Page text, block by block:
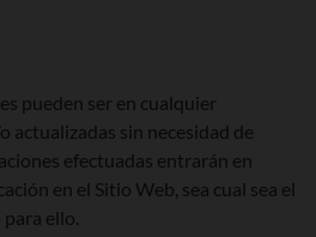
pueden ser en cualquier
actualizadas sin necesidad de
efectuadas entrarán en
en el Sitio Web, sea cual sea el
ello.